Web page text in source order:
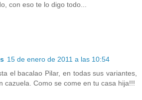
con eso te lo digo todo...
15 de enero de 2011 a las 10:54
el bacalao Pilar, en todas sus variantes,
cazuela. Como se come en tu casa hija!!!